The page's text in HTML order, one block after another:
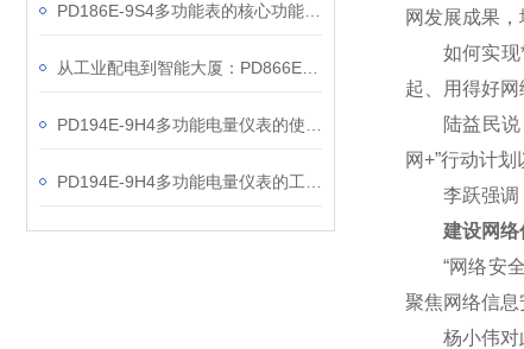
网发展成果，
如何实现*
起、用得好
陆益民说，
网+”行动计
李跃强调，
建设网络
“网络安全
聚焦网络信息
杨小伟对此